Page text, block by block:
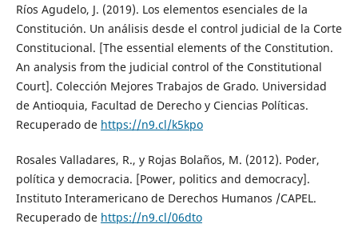
Ríos Agudelo, J. (2019). Los elementos esenciales de la
Constitución. Un análisis desde el control judicial de la Corte
Constitucional. [The essential elements of the Constitution.
An analysis from the judicial control of the Constitutional
Court]. Colección Mejores Trabajos de Grado. Universidad
de Antioquia, Facultad de Derecho y Ciencias Políticas.
Recuperado de https://n9.cl/k5kpo
Rosales Valladares, R., y Rojas Bolaños, M. (2012). Poder,
política y democracia. [Power, politics and democracy].
Instituto Interamericano de Derechos Humanos /CAPEL.
Recuperado de https://n9.cl/06dto